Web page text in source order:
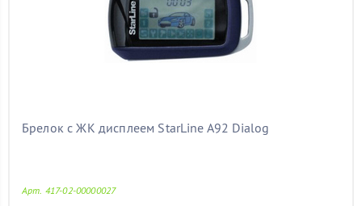
Брелок с ЖК дисплеем StarLine A92 Dialog
Арт. 417-02-00000027